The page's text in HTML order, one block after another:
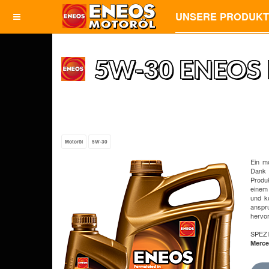
UNSERE
5W-30
Motoröl 5W-30
Ein
und